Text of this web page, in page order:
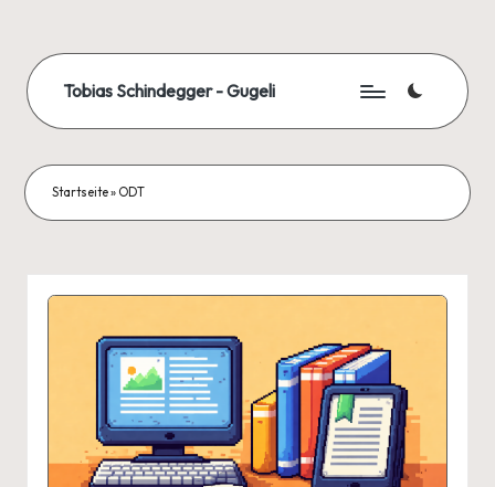
content
Tobias Schindegger - Gugeli
Startseite» ODT